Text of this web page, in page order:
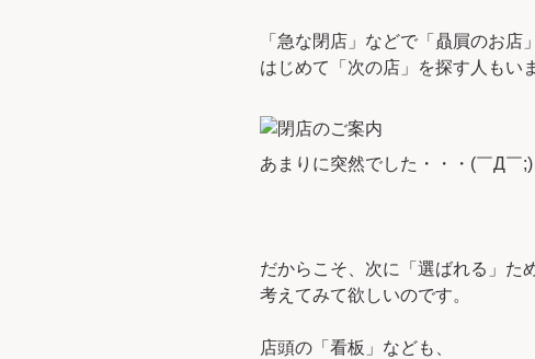
「急な閉店」などで「贔屓のお店
はじめて「次の店」を探す人もい
あまりに突然でした・・・(￣Д￣;)
だからこそ、次に「選ばれる」た
考えてみて欲しいのです。
店頭の「看板」なども、